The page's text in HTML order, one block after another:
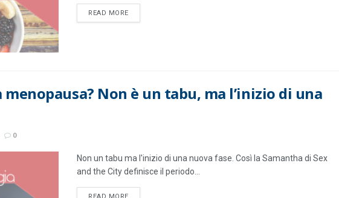
READ MOREDETAILS
menopausa? Non è un tabu, ma l’inizio di una
0
Non un tabu ma l'inizio di una nuova fase. Così la Samantha di Sex
and the City definisce il periodo...
DETAILS